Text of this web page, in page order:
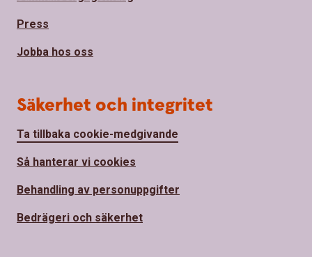
Press
Jobba hos oss
Säkerhet och integritet
Ta tillbaka cookie-medgivande
Så hanterar vi cookies
Behandling av personuppgifter
Bedrägeri och säkerhet